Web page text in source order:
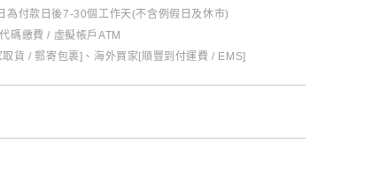
為付款日後7-30個工作天(不含例假日及休市)
碼繳費 / 虛擬帳戶ATM
貨 / 郵寄包裹]、海外買家[順豐到付運費 / EMS]